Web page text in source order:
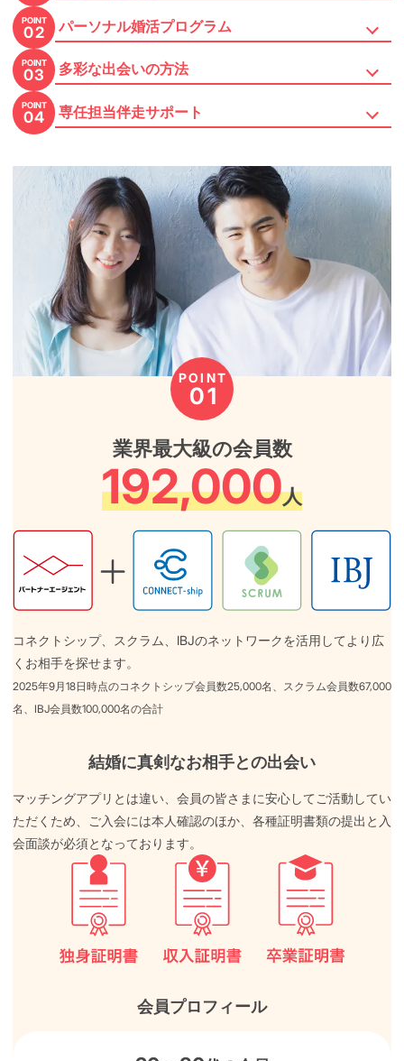
POINT
02 パーソナル婚活プログラム
POINT
03 多彩な出会いの方法
POINT
04 専任担当伴走サポート
POINT
01
業界最大級の会員数
192,000人
コネクトシップ、スクラム、IBJのネットワークを活用してより広
くお相手を探せます。
2025年9月18日時点のコネクトシップ会員数25,000名、スクラム会員数67,000
名、IBJ会員数100,000名の合計
結婚に真剣なお相手との出会い
マッチングアプリとは違い、会員の皆さまに安心してご活動してい
ただくため、ご入会には本人確認のほか、各種証明書類の提出と入
会面談が必須となっております。
会員プロフィール